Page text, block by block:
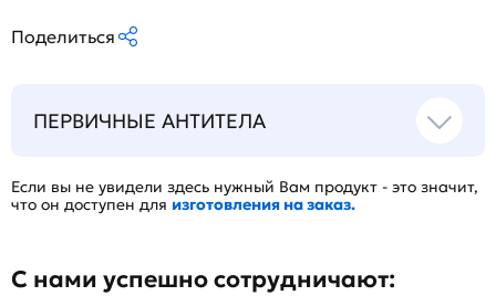
Поделиться
ПЕРВИЧНЫЕ АНТИТЕЛА
Если вы не увидели здесь нужный Вам продукт - это значит,
что он доступен для изготовления на заказ.
С нами успешно сотрудничают: